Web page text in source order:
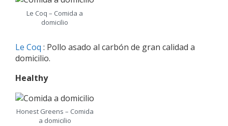
Le Coq – Comida a
domicilio
Le Coq : Pollo asado al carbón de gran calidad a
domicilio.
Healthy
Honest Greens – Comida
a domicilio